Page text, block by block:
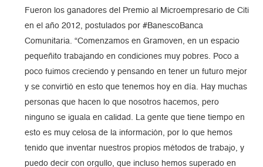
Fueron los ganadores del Premio al Microempresario de Citi
en el año 2012, postulados por #BanescoBanca
Comunitaria. “Comenzamos en Gramoven, en un espacio
pequeñito trabajando en condiciones muy pobres. Poco a
poco fuimos creciendo y pensando en tener un futuro mejor
y se convirtió en esto que tenemos hoy en día. Hay muchas
personas que hacen lo que nosotros hacemos, pero
ninguno se iguala en calidad. La gente que tiene tiempo en
esto es muy celosa de la información, por lo que hemos
tenido que inventar nuestros propios métodos de trabajo, y
puedo decir con orgullo, que incluso hemos superado en